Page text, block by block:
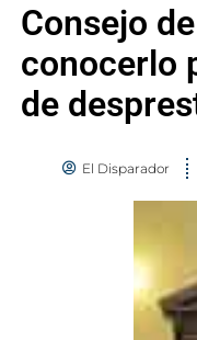
Consejo
conocerlo
de
El Disparador